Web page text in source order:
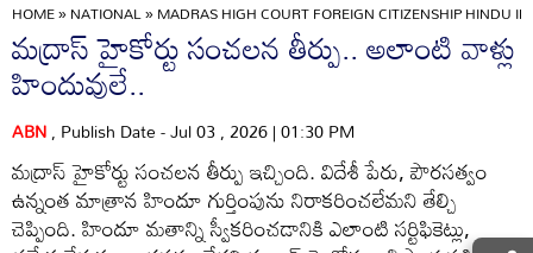
HOME»NATIONAL»MADRAS HIGH COURT FOREIGN CITIZENSHIP HINDU
మద్రాస్ హైకోర్టు సంచలన తీర్పు.. అలాంటి వాళ్లు
హిందువులే..
ABN, Publish Date - Jul 03 , 2026 | 01:30 PM
మద్రాస్ హైకోర్టు సంచలన తీర్పు ఇచ్చింది. విదేశీ పేరు, పౌరసత్వం
ఉన్నంత మాత్రాన హిందూ గుర్తింపును నిరాకరించలేమని తేల్చి
చెప్పింది. హిందూ మతాన్ని స్వీకరించడానికి ఎలాంటి సర్టిఫికెట్లు,